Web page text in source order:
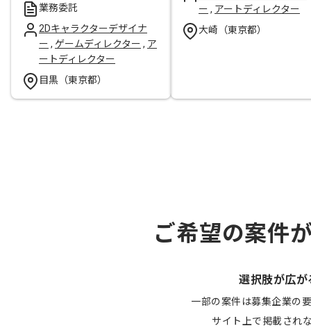
業務委託
2Dキャラクターデザイナ
ー , ゲームディレクター , ア
ートディレクター
目黒（東京都）
ー , アートディレクター
大崎（東京都）
ご希望の案件
選択肢が広が
一部の案件は募集企業の
サイト上で掲載され